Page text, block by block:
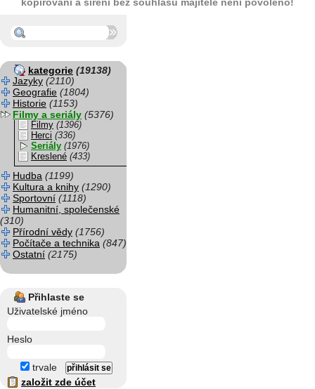
kategorie (19138)
Jazyky (2110)
Geografie (1804)
Historie (1153)
Filmy a seriály (5376)
Filmy (1396)
Herci (336)
Seriály (1976)
Kreslené (433)
Hudba (1199)
Kultura a knihy (1290)
Sportovní (1118)
Humanitní, společenské
(310)
Přírodní vědy (1756)
Počítače a technika (847)
Ostatní (2175)
Přihlaste se
Uživatelské jméno
Heslo
trvale
založit zde účet